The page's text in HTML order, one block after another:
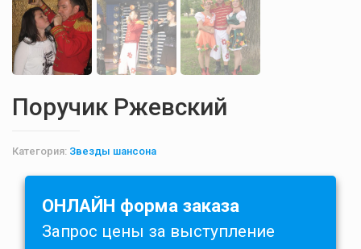
Поручик Ржевский
Категория: Звезды шансона
ОНЛАЙН форма заказа
Запрос цены за выступление